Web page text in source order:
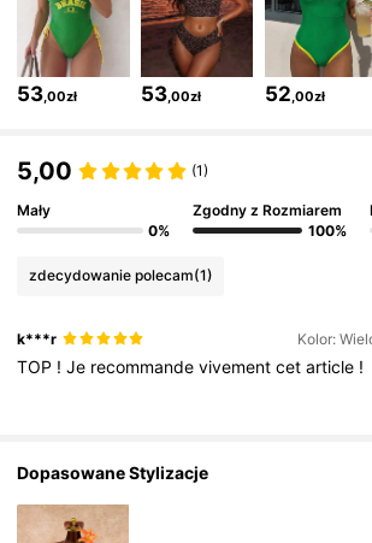
314K Obserwujący
4,83 314K Obserwujący
4,83 314K Obserwujący
53,00zł 53,00zł 52,00zł
5,00 (1)
Mały
0%
Zgodny z Rozmiarem
100%
zdecydowanie polecam(1)
k***r Kolor:
TOP !Je recommandevivementcetarticle !
Dopasowane Stylizacje